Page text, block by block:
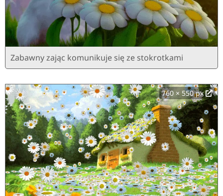
Zabawny zając komunikuje się ze stokrotkami
760 × 550 px